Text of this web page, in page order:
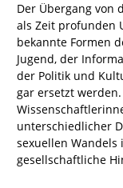
Der Übergang von
als Zeit profunden
bekannte Formen
Jugend, der
der Politik und
gar ersetzt
unterschiedlicher
sexuellen
gesellschaftliche